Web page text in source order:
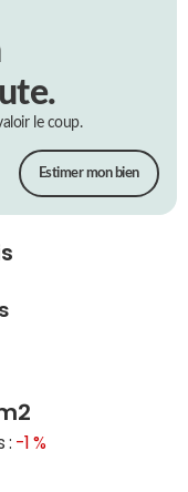
le coup.
Estimer mon bien
: -1 %